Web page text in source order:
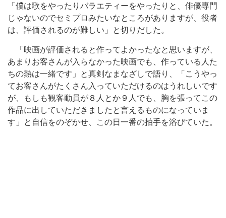
「僕は歌をやったりバラエティーをやったりと、俳優専門
じゃないのでセミプロみたいなところがありますが、役者
は、評価されるのが難しい」と切りだした。
「映画が評価されると作ってよかったなと思いますが、
あまりお客さんが入らなかった映画でも、作っている人た
ちの熱は一緒です」と真剣なまなざしで語り、「こうやっ
てお客さんがたくさん入っていただけるのはうれしいです
が、もしも観客動員が８人とか９人でも、胸を張ってこの
作品に出していただきましたと言えるものになっていま
す」と自信をのぞかせ、この日一番の拍手を浴びていた。